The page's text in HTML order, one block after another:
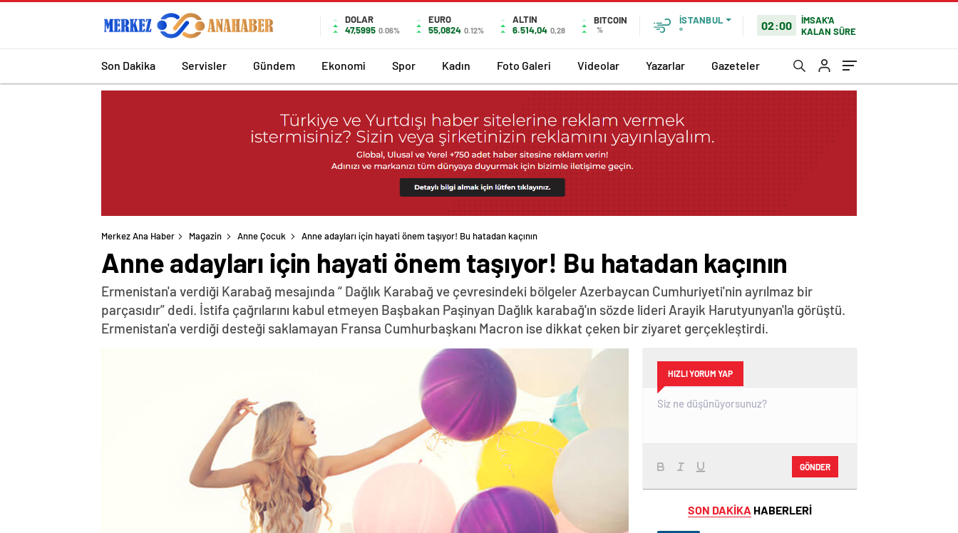
DOLAR
47,5995 0.06%
EURO
55,0824 0.12%
ALTIN
6.514,04 0,28
BITCOIN
%
İSTANBUL
°
02:00
İMSAK'A
KALAN SÜRE
Son Dakika Servisler Gündem Ekonomi Spor Kadın Foto Galeri Videolar Yazarlar Gazeteler
Merkez Ana Haber Magazin Anne Çocuk Anne adayları için hayati önem taşıyor! Bu hatadan kaçının
Anne adayları için hayati önem taşıyor! Bu hatadan kaçının
Ermenistan'a verdiği Karabağ mesajında “ Dağlık Karabağ ve çevresindeki bölgeler Azerbaycan Cumhuriyeti'nin ayrılmaz bir
parçasıdır” dedi. İstifa çağrılarını kabul etmeyen Başbakan Paşinyan Dağlık karabağ'ın sözde lideri Arayik Harutyunyan'la görüştü.
Ermenistan'a verdiği desteği saklamayan Fransa Cumhurbaşkanı Macron ise dikkat çeken bir ziyaret gerçekleştirdi.
HIZLI YORUM YAP
GÖNDER
SON DAKİKA HABERLERİ